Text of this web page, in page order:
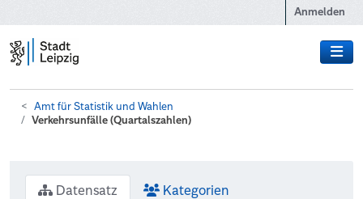
Anmelden
Amt für Statistik und Wahlen
Verkehrsunfälle (Quartalszahlen)
Datensatz Kategorien